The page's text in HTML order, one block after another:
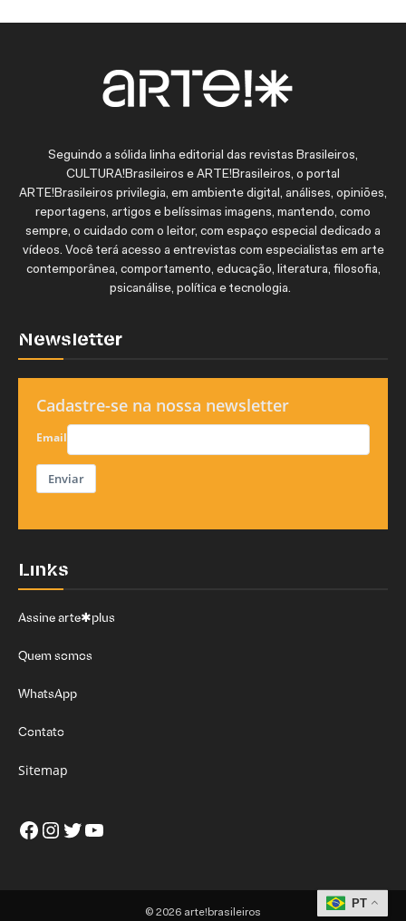
Seguindo a sólida linha editorial das revistas Brasileiros,
CULTURA!Brasileiros e ARTE!Brasileiros, o portal
ARTE!Brasileiros privilegia, em ambiente digital, análises, opiniões,
reportagens, artigos e belíssimas imagens, mantendo, como
sempre, o cuidado com o leitor, com espaço especial dedicado a
vídeos. Você terá acesso a entrevistas com especialistas em arte
contemporânea, comportamento, educação, literatura, filosofia,
psicanálise, política e tecnologia.
Newsletter
Cadastre-se na nossa newsletter
Email
Enviar
Links
Assine arte✱plus
Quem somos
WhatsApp
Contato
Sitemap
Facebook
Instagram
Twitter
Youtube
© 2026 arte!brasileiros
PT